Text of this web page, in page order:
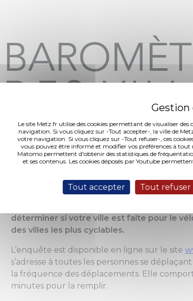
Le site Metz.fr utilise des cookies permettant de visualiser
navigation. Si vous cliquez sur -Tout accepter-, la ville de
votre navigation. Si vous cliquez sur -Tout refuser-, ces
vous pouvez être informé et modifier vos préférences à tout
Matomo permettent d'obtenir des statistiques de
et ses contenus. Les cookies déposés par Youtube
Tout accepter Tout refuser
(Photo 1 de 1) Baromètre des villes cyclables :
déterminer si votre ville est faite pour le
des villes les plus cyclables.
L’enquête est disponible en ligne sur le site
s’adresse à toutes les personnes se
la fréquence des déplacements. Elle
minutes pour la remplir.